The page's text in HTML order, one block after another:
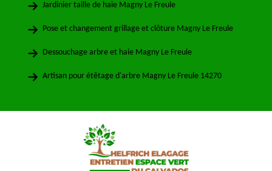
Jardinier taille de haie Magny Le Freule
Pose et changement grillage et clôture Magny Le Freule
Dessouchage arbre et haie Magny Le Freule
Artisan pour étêtage d'arbre Magny Le Freule 14270